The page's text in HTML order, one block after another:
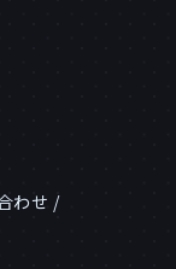
わせ